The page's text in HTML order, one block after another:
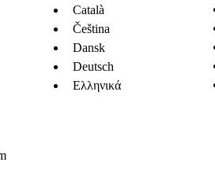
Català
Čeština
Dansk
Deutsch
Ελληνικά